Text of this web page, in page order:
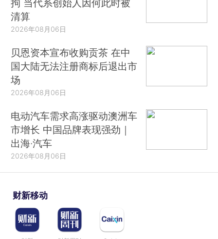
拘 当代系创始人因何此时被
清算
2026年08月06日
贝恩资本宣布收购贡茶 在中
国大陆无法注册商标后退出市
场
2026年08月06日
电动汽车需求高涨驱动澳洲车
市增长 中国品牌表现强劲｜
出海·汽车
2026年08月06日
财新移动